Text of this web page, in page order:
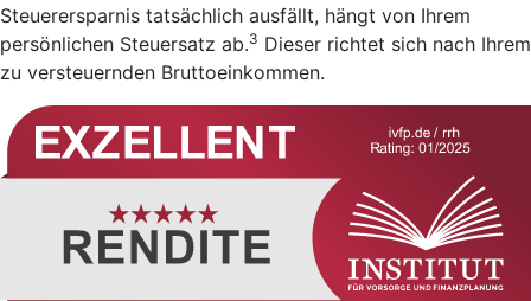
Steuerersparnis tatsächlich ausfällt, hängt von Ihrem
persönlichen Steuersatz ab.3 Dieser richtet sich nach Ihrem
zu versteuernden Bruttoeinkommen.